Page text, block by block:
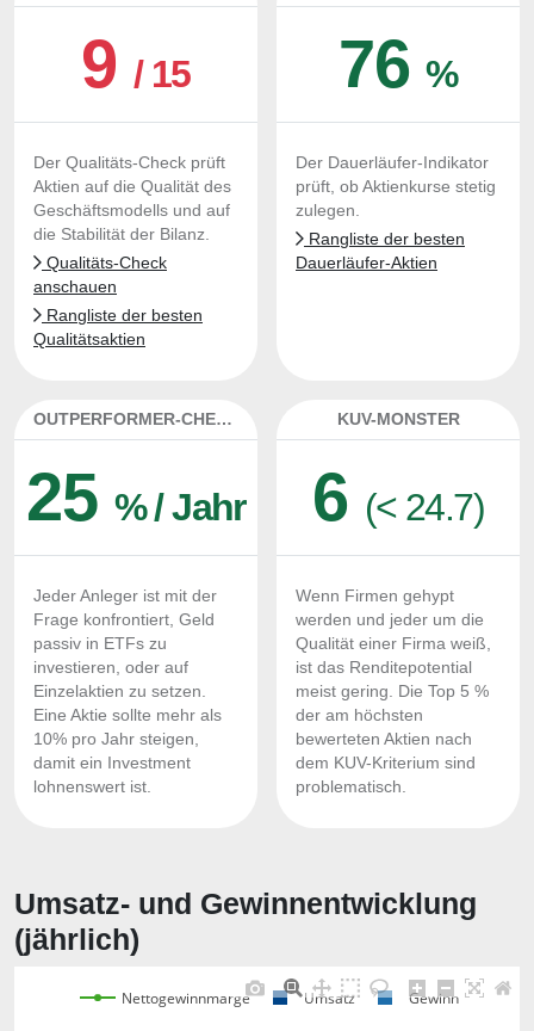
9/ 15
Der Qualitäts-Check prüft
Aktien auf die Qualität des
Geschäftsmodells und auf
die Stabilität der Bilanz.
Qualitäts-Check
anschauen
Rangliste der besten
Qualitätsaktien
76%
Der Dauerläufer-Indikator
prüft, ob Aktienkurse stetig
zulegen.
Rangliste der besten
Dauerläufer-Aktien
OUTPERFORMER-CHECK
25 % / Jahr
Jeder Anleger ist mit der
Frage konfrontiert, Geld
passiv in ETFs zu
investieren, oder auf
Einzelaktien zu setzen.
Eine Aktie sollte mehr als
10% pro Jahr steigen,
damit ein Investment
lohnenswert ist.
KUV-MONSTER
6 (< 24.7)
Wenn Firmen gehypt
werden und jeder um die
Qualität einer Firma weiß,
ist das Renditepotential
meist gering. Die Top 5 %
der am höchsten
bewerteten Aktien nach
dem KUV-Kriterium sind
problematisch.
Umsatz- und Gewinnentwicklung
(jährlich)
Nettogewinnmarge Umsatz Gewinn